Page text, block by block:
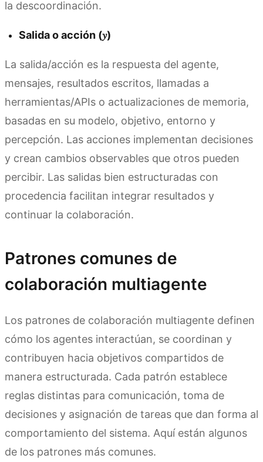
la descoordinación.
Salida o acción (𝑦)
La salida/acción es la respuesta del agente,
mensajes, resultados escritos, llamadas a
herramientas/APIs o actualizaciones de memoria,
basadas en su modelo, objetivo, entorno y
percepción. Las acciones implementan decisiones
y crean cambios observables que otros pueden
percibir. Las salidas bien estructuradas con
procedencia facilitan integrar resultados y
continuar la colaboración.
Patrones comunes de
colaboración multiagente
Los patrones de colaboración multiagente definen
cómo los agentes interactúan, se coordinan y
contribuyen hacia objetivos compartidos de
manera estructurada. Cada patrón establece
reglas distintas para comunicación, toma de
decisiones y asignación de tareas que dan forma al
comportamiento del sistema. Aquí están algunos
de los patrones más comunes.